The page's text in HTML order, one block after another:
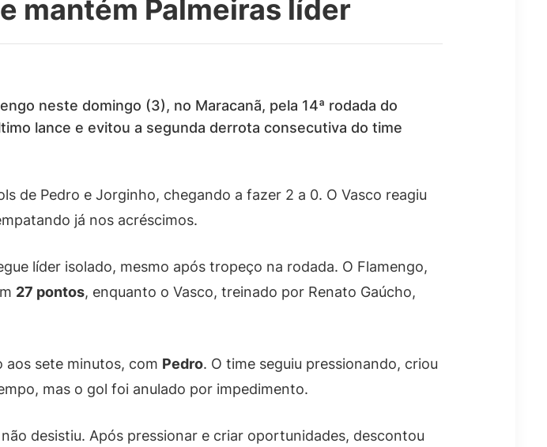
mantém Palmeiras líder
neste domingo (3), no Maracanã, pela 14ª rodada do
lance e evitou a segunda derrota consecutiva do time
de Pedro e Jorginho, chegando a fazer 2 a 0. O Vasco reagiu
já nos acréscimos.
líder isolado, mesmo após tropeço na rodada. O Flamengo,
27 pontos, enquanto o Vasco, treinado por Renato Gaúcho,
aos sete minutos, com Pedro. O time seguiu pressionando, criou
mas o gol foi anulado por impedimento.
desistiu. Após pressionar e criar oportunidades, descontou